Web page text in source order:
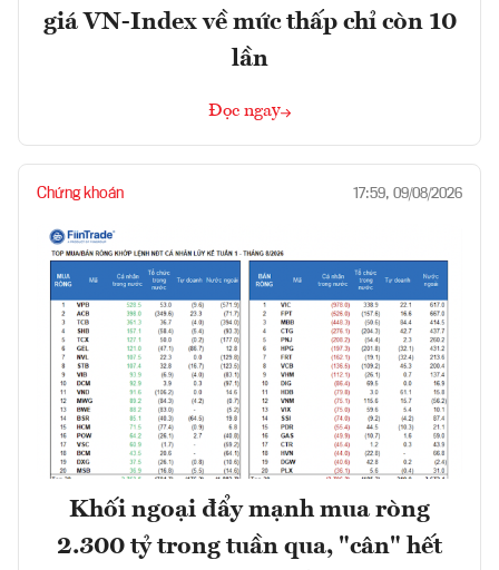
giá VN-Index về mức thấp chỉ còn 10
lần
Đọc ngay
Chứng khoán 17:59, 09/08/2026
Khối ngoại đẩy mạnh mua ròng
2.300 tỷ trong tuần qua, "cân" hết